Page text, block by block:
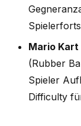
Mario
(Rubber
Spieler
Difficulty